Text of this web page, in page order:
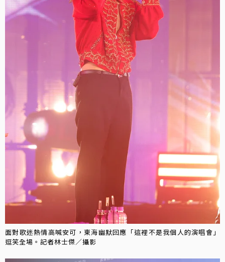
面對歌迷熱情高喊安可，東海幽默回應「這裡不是我個人的演唱會」
逗笑全場。記者林士傑／攝影